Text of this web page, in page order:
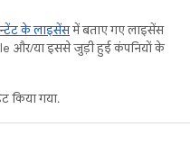
के लाइसेंसमें बताए गए लाइसेंस
और/या इससे जुड़ी हुई कंपनियों के
किया गया.